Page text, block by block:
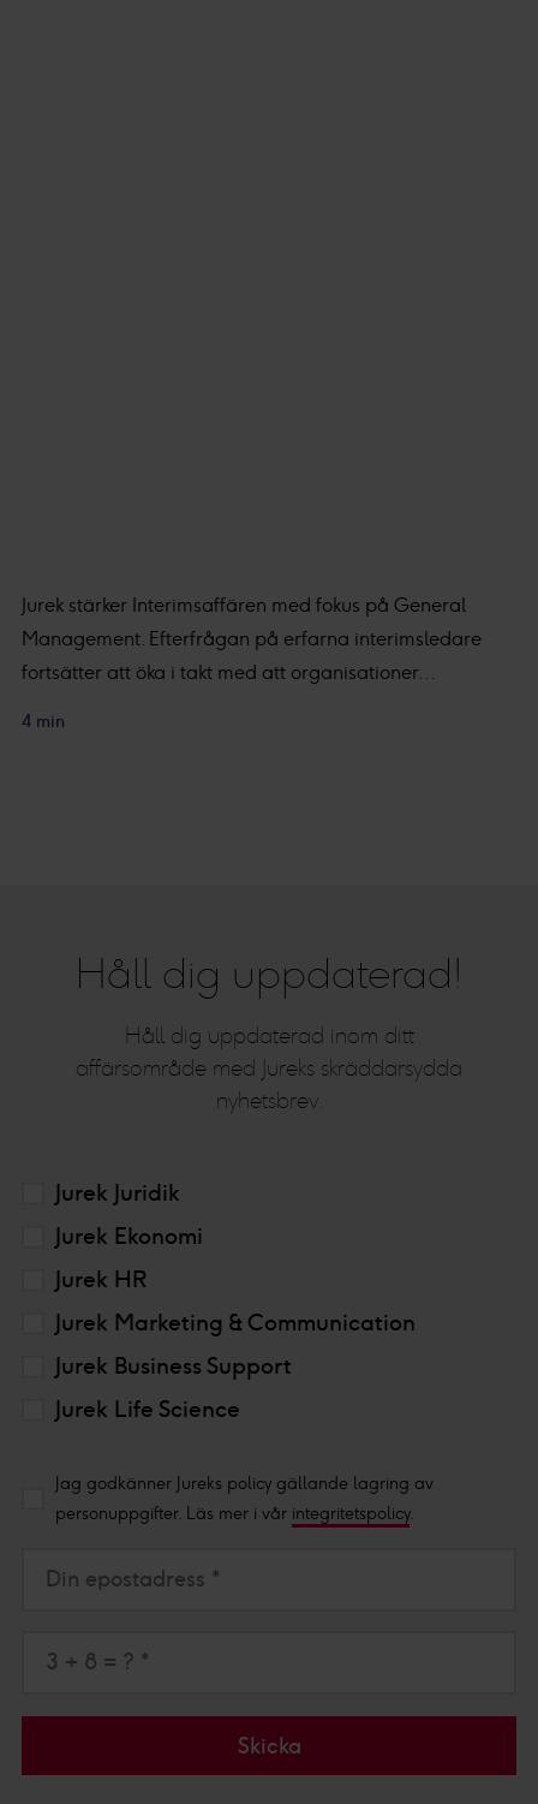
Jurek stärker Interimsaffären med fokus på General
Management. Efterfrågan på erfarna interimsledare
fortsätter att öka i takt med att organisationer...
4 min
Håll dig uppdaterad!
Håll dig uppdaterad inom ditt
affärsområde med Jureks skräddarsydda
nyhetsbrev.
Jurek Juridik
Jurek Ekonomi
Jurek HR
Jurek Marketing & Communication
Jurek Business Support
Jurek Life Science
Jag godkänner Jureks policy gällande lagring av
personuppgifter. Läs mer i vår integritetspolicy.
Din epostadress *
3 + 8 = ? *
Skicka